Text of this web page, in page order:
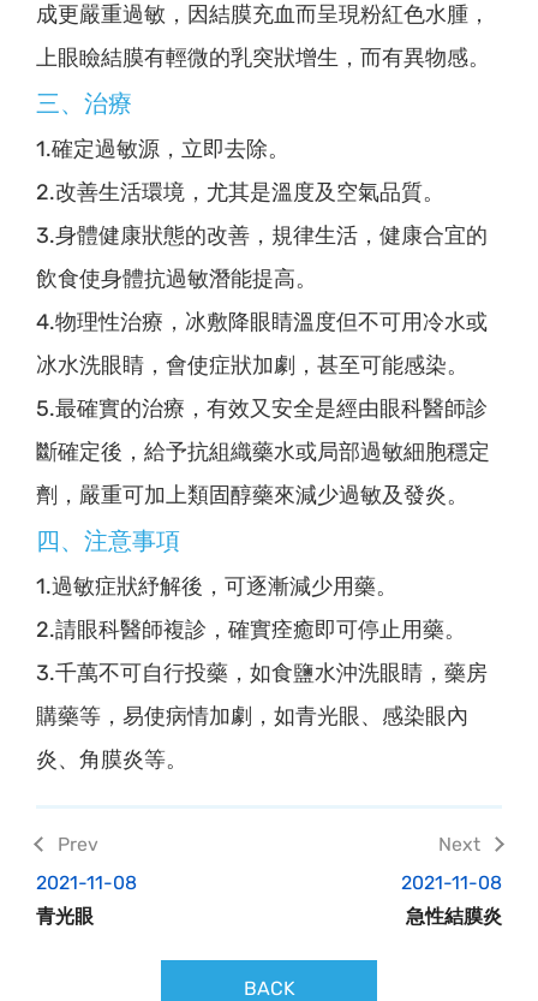
成更嚴重過敏，因結膜充血而呈現粉紅色水腫，
上眼瞼結膜有輕微的乳突狀增生，而有異物感。
三、治療
1.確定過敏源，立即去除。
2.改善生活環境，尤其是溫度及空氣品質。
3.身體健康狀態的改善，規律生活，健康合宜的
飲食使身體抗過敏潛能提高。
4.物理性治療，冰敷降眼睛溫度但不可用冷水或
冰水洗眼睛，會使症狀加劇，甚至可能感染。
5.最確實的治療，有效又安全是經由眼科醫師診
斷確定後，給予抗組織藥水或局部過敏細胞穩定
劑，嚴重可加上類固醇藥來減少過敏及發炎。
四、注意事項
1.過敏症狀紓解後，可逐漸減少用藥。
2.請眼科醫師複診，確實痊癒即可停止用藥。
3.千萬不可自行投藥，如食鹽水沖洗眼睛，藥房
購藥等，易使病情加劇，如青光眼、感染眼內
炎、角膜炎等。
2021-11-08
青光眼
2021-11-08
急性結膜炎
BACK